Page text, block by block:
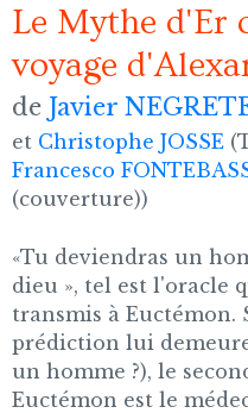
Le Mythe d'Er
voyage
de Javier
et Christophe JOSSE
Francesco
(couverture))
«Tu deviendras un
dieu », tel est l'oracle
transmis à Euctémon.
prédiction lui
un homme ?), le
Euctémon est le